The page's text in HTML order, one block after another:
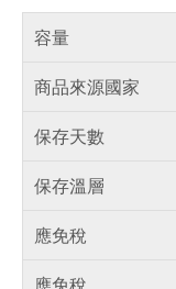
容量
商品來源國家
保存天數
保存溫層
應免稅
應免稅